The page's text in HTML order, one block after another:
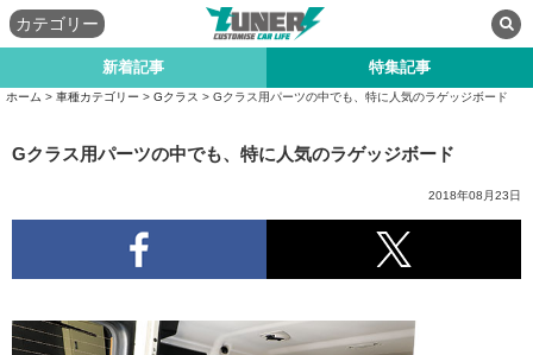
カテゴリー
新着記事 特集記事
ホーム > 車種カテゴリー > Gクラス > Gクラス用パーツの中でも、特に人気のラゲッジボード
Gクラス用パーツの中でも、特に人気のラゲッジボード
2018年08月23日